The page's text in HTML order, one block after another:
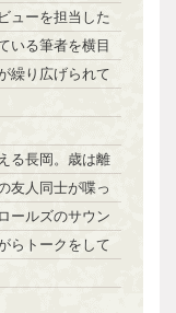
ューを担当した
いる筆者を横目
繰り広げられて
る長岡。歳は離
友人同士が喋っ
ールズのサウン
らトークをして